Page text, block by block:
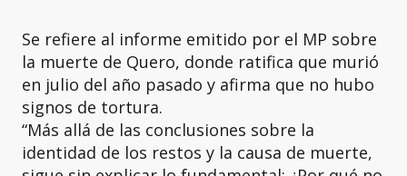
Se refiere al informe emitido por el MP sobre
la muerte de Quero, donde ratifica que murió
en julio del año pasado y afirma que no hubo
signos de tortura.
“Más allá de las conclusiones sobre la
identidad de los restos y la causa de muerte,